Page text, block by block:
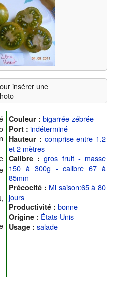
insérer une
Couleur : bigarrée-zébrée
Port : indéterminé
Hauteur : comprise entre 1.2
et 2 mètres
Calibre :gros fruit - masse
150 à 300g - calibre 67 à
85mm
Précocité : Mi saison:65 à 80
jours
Productivité : bonne
Origine : États-Unis
Usage : salade